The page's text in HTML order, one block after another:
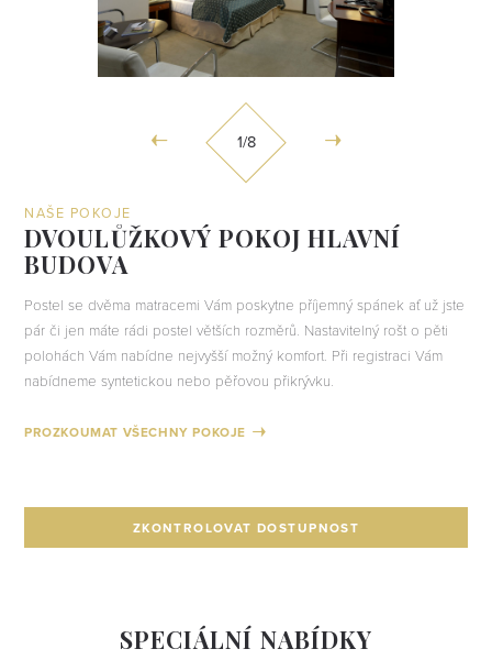
1/8
NAŠE POKOJE
DVOULŮŽKOVÝ POKOJ HLAVNÍ
BUDOVA
Postel se dvěma matracemi Vám poskytne příjemný spánek ať už jste
pár či jen máte rádi postel větších rozměrů. Nastavitelný rošt o pěti
polohách Vám nabídne nejvyšší možný komfort. Při registraci Vám
nabídneme syntetickou nebo pěřovou přikrývku.
PROZKOUMAT VŠECHNY POKOJE
ZKONTROLOVAT DOSTUPNOST
ZKONTROLOVAT DOSTUPNOST
SPECIÁLNÍ NABÍDKY